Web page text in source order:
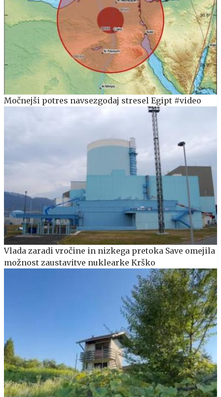
Močnejši potres navsezgodaj stresel Egipt #video
Vlada zaradi vročine in nizkega pretoka Save omejila
možnost zaustavitve nuklearke Krško